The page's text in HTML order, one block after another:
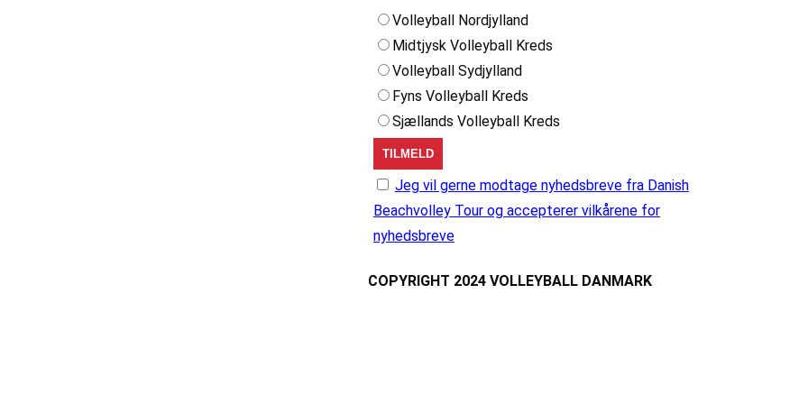
Volleyball Nordjylland
Midtjysk Volleyball Kreds
Volleyball Sydjylland
Fyns Volleyball Kreds
Sjællands Volleyball Kreds
Jeg vil gerne modtage nyhedsbreve fra Danish
Beachvolley Tour og accepterer vilkårene for
nyhedsbreve
COPYRIGHT 2024 VOLLEYBALL DANMARK